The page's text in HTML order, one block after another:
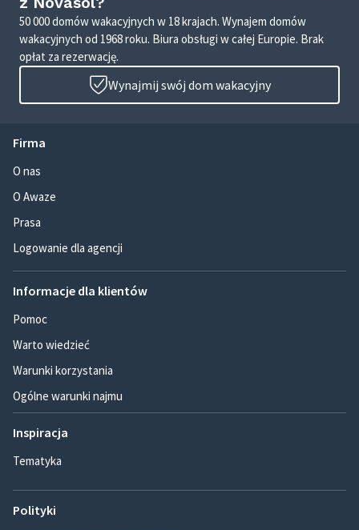
50 000 domów wakacyjnych w 18 krajach. Wynajem domów
wakacyjnych od 1968 roku. Biura obsługi w całej Europie. Brak
opłat za rezerwację.
Wynajmij swój dom wakacyjny
Firma
O nas
O Awaze
Prasa
Logowanie dla agencji
Informacje dla klientów
Pomoc
Warto wiedzieć
Warunki korzystania
Ogólne warunki najmu
Inspiracja
Tematyka
Polityki